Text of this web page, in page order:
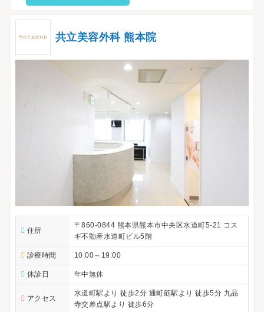
共立美容外科 熊本院
住所
〒860-0844 熊本県熊本市中央区水道町5-21 コス
ギ不動産水道町ビル5階
診療時間 10:00～19:00
休診日 年中無休
アクセス
水道町駅より 徒歩2分 通町筋駅より 徒歩5分 九品
寺交差点駅より 徒歩6分